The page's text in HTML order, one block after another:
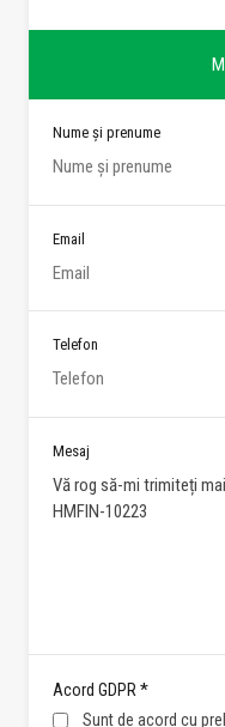
Nume și prenume
Email
Telefon
Mesaj
Acord GDPR *
Sunt de acord cu